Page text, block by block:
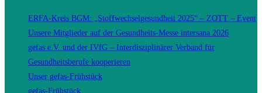
ERFA-Kreis BGM: „Stoffwechselgesundheit 2025“ – ZOTT – Event
Unsere Mitglieder auf der Gesundheits-Messe intersana 2026
gefas e.V. und der IVfG – Interdisziplinärer Verband für
Gesundheitsberufe kooperieren
Unser gefas-Frühstück
gefas-Frühstück